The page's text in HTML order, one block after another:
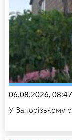
06.08.2026, 08:47
У Запорізькому